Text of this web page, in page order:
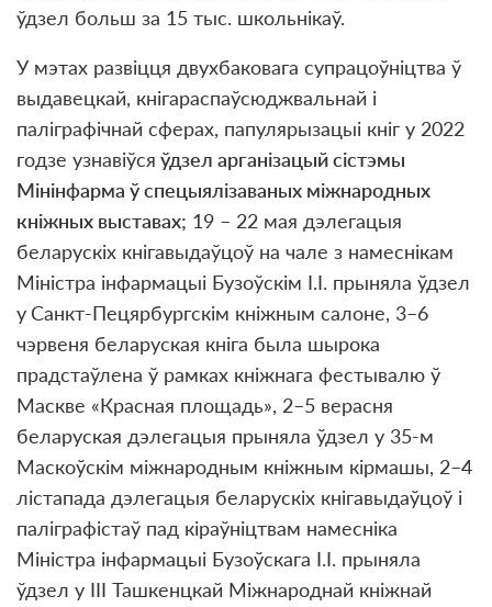
ўдзел больш за 15 тыс. школьнікаў.
У мэтах развіцця двухбаковага супрацоўніцтва ў
выдавецкай, кнігараспаўсюджвальнай і
паліграфічнай сферах, папулярызацыі кніг у 2022
годзе узнавіўся ўдзел арганізацый сістэмы
Мінінфарма ў спецыялізаваных міжнародных
кніжных выставах; 19 – 22 мая дэлегацыя
беларускіх кнігавыдаўцоў на чале з намеснікам
Міністра інфармацыі Бузоўскім І.І. прыняла ўдзел
уСанкт-Пецярбургскім кніжным салоне, 3–6
чэрвеня беларуская кніга была шырока
прадстаўлена ў рамках кніжнага фестывалю ў
Маскве «Красная площадь», 2–5 верасня
беларуская дэлегацыя прыняла ўдзел у 35-м
Маскоўскім міжнародным кніжным кірмашы, 2–4
лістапада дэлегацыя беларускіх кнігавыдаўцоў і
паліграфістаў пад кіраўніцтвам намесніка
Міністра інфармацыі Бузоўскага І.І. прыняла
ўдзел у III Ташкенцкай Міжнароднай кніжнай